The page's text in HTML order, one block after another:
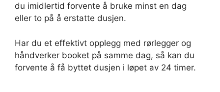
du imidlertid forvente å bruke minst en dag
eller to på å erstatte dusjen.
Har du et effektivt opplegg med rørlegger og
håndverker booket på samme dag, så kan du
forvente å få byttet dusjen i løpet av 24 timer.